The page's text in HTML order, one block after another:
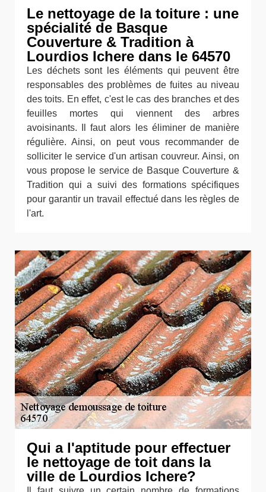
Le nettoyage de la toiture : une
spécialité de Basque
Couverture & Tradition à
Lourdios Ichere dans le 64570
Les déchets sont les éléments qui peuvent être
responsables des problèmes de fuites au niveau
des toits. En effet, c'est le cas des branches et des
feuilles mortes qui viennent des arbres
avoisinants. Il faut alors les éliminer de manière
régulière. Ainsi, on peut vous recommander de
solliciter le service d'un artisan couvreur. Ainsi, on
vous propose le service de Basque Couverture &
Tradition qui a suivi des formations spécifiques
pour garantir un travail effectué dans les règles de
l'art.
Qui a l'aptitude pour effectuer
le nettoyage de toit dans la
ville de Lourdios Ichere?